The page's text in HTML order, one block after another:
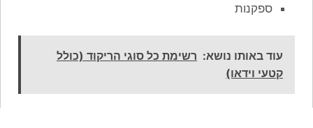
ספקנות
עוד באותו נושא: רשימת כל סוגי הריקוד (כולל
קטעי וידאו)